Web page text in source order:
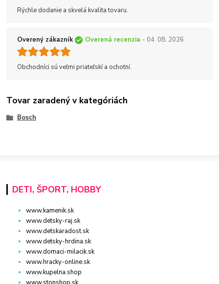
Rýchle dodanie a skvelá kvalita tovaru.
Overený zákazník Overená recenzia - 04. 08. 2026
Obchodníci sú veľmi priateľskí a ochotní.
Tovar zaradený v kategóriách
Bosch
DETI, ŠPORT, HOBBY
www.kamenik.sk
www.detsky-raj.sk
www.detskaradost.sk
www.detsky-hrdina.sk
www.domaci-milacik.sk
www.hracky-online.sk
www.kupelna.shop